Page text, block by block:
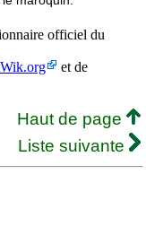
officiel du
et de
Haut de page
Liste suivante